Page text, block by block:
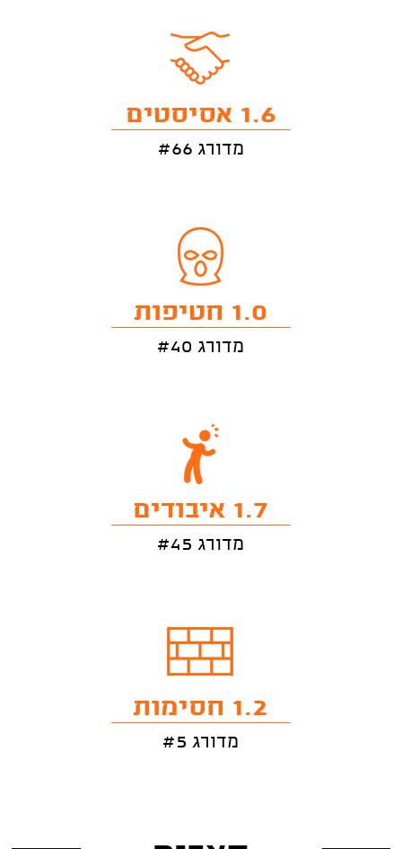
1.6 אסיסטים
מדורג #66
1.0 חטיפות
מדורג #40
1.7 איבודים
מדורג #45
1.2 חסימות
מדורג #5